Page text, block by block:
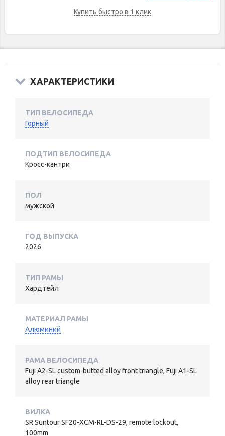
Купить быстро в 1 клик
ХАРАКТЕРИСТИКИ
ТИП ВЕЛОСИПЕДА
Горный
ПОДТИП ВЕЛОСИПЕДА
Кросс-кантри
ПОЛ
мужской
ГОД ВЫПУСКА
2026
ТИП РАМЫ
Хардтейл
МАТЕРИАЛ РАМЫ
Алюминий
РАМА ВЕЛОСИПЕДА
Fuji A2-SL custom-butted alloy front triangle, Fuji A1-SL
alloy rear triangle
ВИЛКА
SR Suntour SF20-XCM-RL-DS-29, remote lockout,
100mm